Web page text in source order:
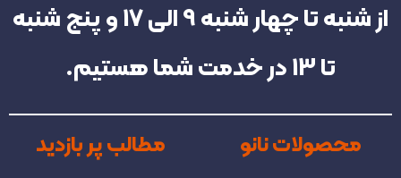
از شنبه تا چهار شنبه‌ 9 الی 17 و پنج شنبه
تا 13 در خدمت شما هستیم.
محصولات نانو مطالب پر بازدید